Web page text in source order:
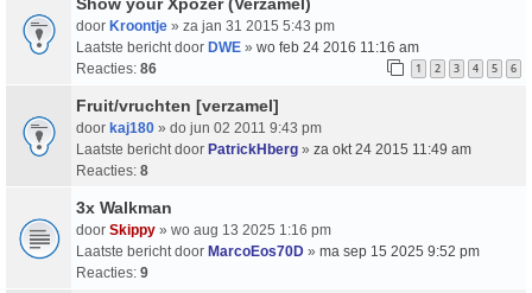
door Kroontje » za jan 31 2015 5:43 pm
Laatste bericht door DWE » wo feb 24 2016 11:16 am
Reacties: 86 1 2 3 4 5 6
Fruit/vruchten [verzamel]
door kaj180 » do jun 02 2011 9:43 pm
Laatste bericht door PatrickHberg » za okt 24 2015 11:49 am
Reacties: 8
3x Walkman
door Skippy » wo aug 13 2025 1:16 pm
Laatste bericht door MarcoEos70D » ma sep 15 2025 9:52 pm
Reacties: 9